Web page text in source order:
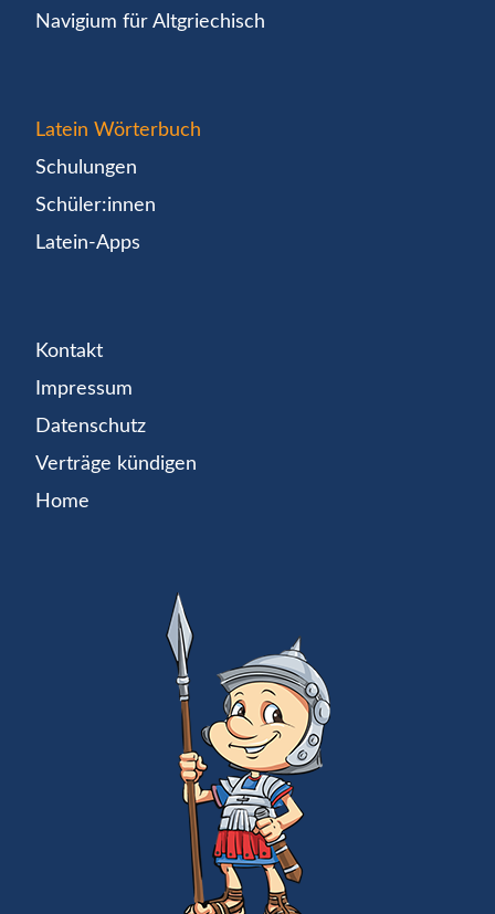
Navigium für Altgriechisch
Latein Wörterbuch
Schulungen
Schüler:innen
Latein-Apps
Kontakt
Impressum
Datenschutz
Verträge kündigen
Home